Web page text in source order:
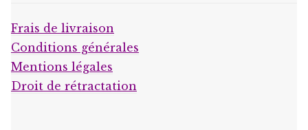
Frais de livraison
Conditions générales
Mentions légales
Droit de rétractation